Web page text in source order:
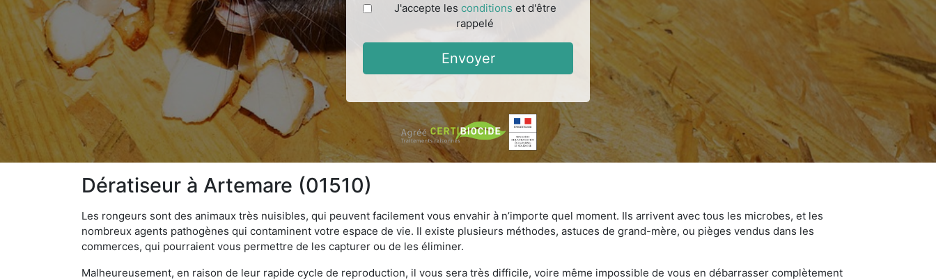
J'accepte les conditions et d'être
rappelé
Envoyer
Dératiseur à Artemare (01510)
Les rongeurs sont des animaux très nuisibles, qui peuvent facilement vous envahir à n’importe quel moment. Ils arrivent avec tous les microbes, et les
nombreux agents pathogènes qui contaminent votre espace de vie. Il existe plusieurs méthodes, astuces de grand-mère, ou pièges vendus dans les
commerces, qui pourraient vous permettre de les capturer ou de les éliminer.
Malheureusement, en raison de leur rapide cycle de reproduction, il vous sera très difficile, voire même impossible de vous en débarrasser complètement